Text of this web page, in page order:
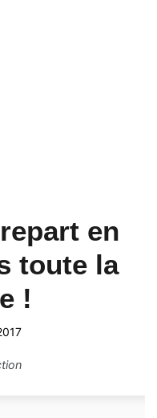
en
toute la
!